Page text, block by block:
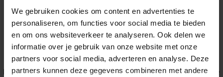
We gebruiken cookies om content en advertenties te
personaliseren, om functies voor social media te bieden
en om ons websiteverkeer te analyseren. Ook delen we
informatie over je gebruik van onze website met onze
partners voor social media, adverteren en analyse. Deze
partners kunnen deze gegevens combineren met andere
Application error: a client-side exception has occurred while
loadingwww.voordeeluitjes.nl (see the browser console for more